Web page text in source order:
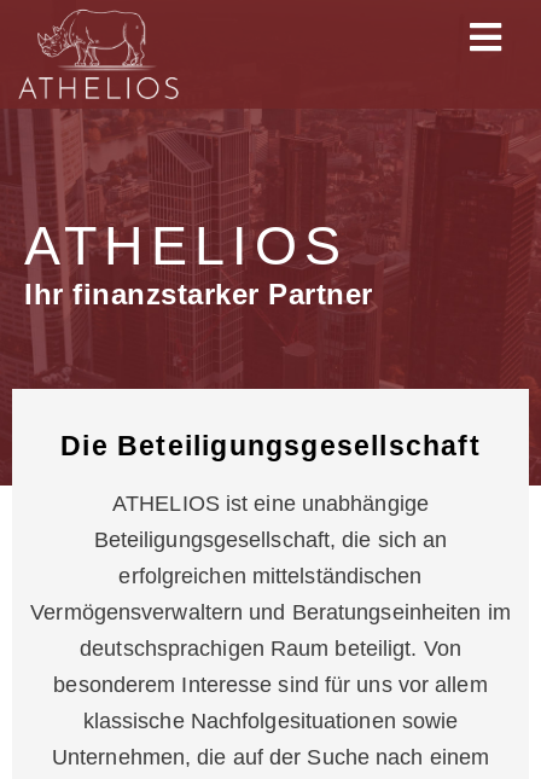
ATHELIOS
Ihr finanzstarker Partner
Die Beteiligungsgesellschaft
ATHELIOS ist eine unabhängige
Beteiligungsgesellschaft, die sich an
erfolgreichen mittelständischen
Vermögensverwaltern und Beratungseinheiten im
deutschsprachigen Raum beteiligt. Von
besonderem Interesse sind für uns vor allem
klassische Nachfolgesituationen sowie
Unternehmen, die auf der Suche nach einem